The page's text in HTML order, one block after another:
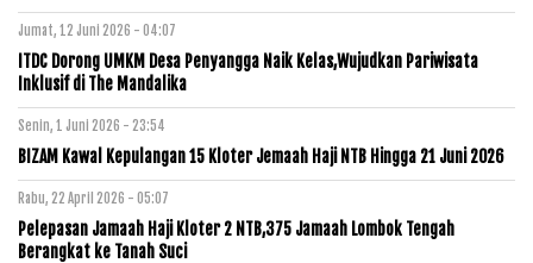
Jumat, 12 Juni 2026 - 04:07
ITDC Dorong UMKM Desa Penyangga Naik Kelas,Wujudkan Pariwisata
Inklusif di The Mandalika
Senin, 1 Juni 2026 - 23:54
BIZAM Kawal Kepulangan 15 Kloter Jemaah Haji NTB Hingga 21 Juni 2026
Rabu, 22 April 2026 - 05:07
Pelepasan Jamaah Haji Kloter 2 NTB,375 Jamaah Lombok Tengah
Berangkat ke Tanah Suci